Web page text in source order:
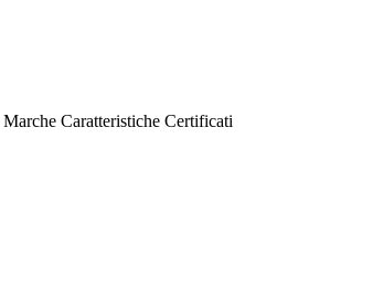
Marche Caratteristiche Certificati